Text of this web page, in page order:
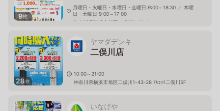
9枚
月曜日・火曜日・水曜日・金曜日:9:00～18:30 ／ 木曜
日・土曜日:9:00～17:00
神奈川県横浜市旭区二俣川2-38-4
28枚
ヤマダデンキ
二俣川店
10:00～21:00
神奈川県横浜市旭区二俣川1-43-28 ｱﾙｺｯﾄ二俣川5F
いなげや